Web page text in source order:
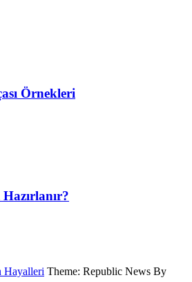
Örnekleri
Hazırlanır?
Hayalleri Theme: Republic News By